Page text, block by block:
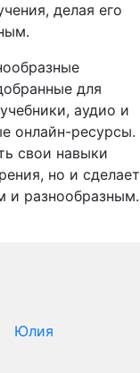
делая его
для
аудио и
онлайн-ресурсы.
свои навыки
но и сделает
и разнообразным.
Юлия